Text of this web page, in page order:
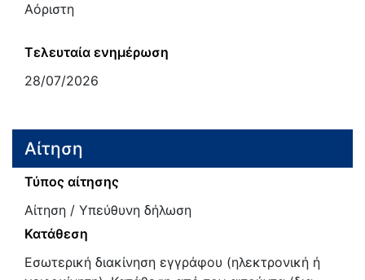
Αόριστη
Τελευταία ενημέρωση
28/07/2026
Αίτηση
Τύπος αίτησης
Αίτηση / Υπεύθυνη δήλωση
Κατάθεση
Εσωτερική διακίνηση εγγράφου (ηλεκτρονική ή